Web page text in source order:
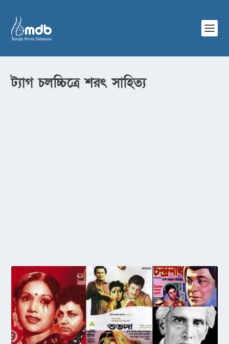
ট্যাগচলচ্চিত্রে শরৎ সাহিত্য